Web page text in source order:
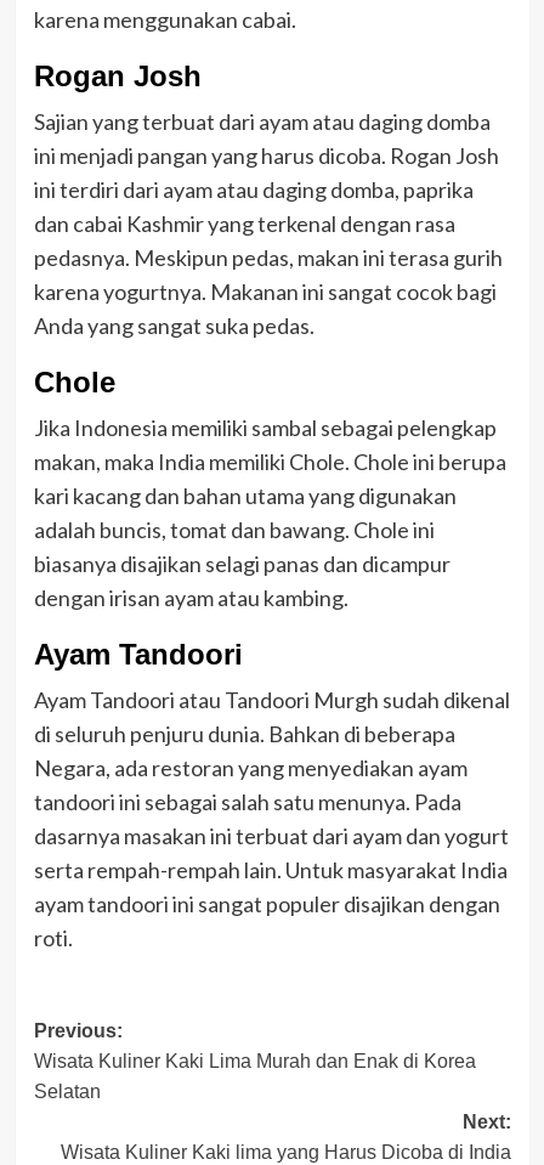
karena menggunakan cabai.
Rogan Josh
Sajian yang terbuat dari ayam atau daging domba
ini menjadi pangan yang harus dicoba. Rogan Josh
ini terdiri dari ayam atau daging domba, paprika
dan cabai Kashmir yang terkenal dengan rasa
pedasnya. Meskipun pedas, makan ini terasa gurih
karena yogurtnya. Makanan ini sangat cocok bagi
Anda yang sangat suka pedas.
Chole
Jika Indonesia memiliki sambal sebagai pelengkap
makan, maka India memiliki Chole. Chole ini berupa
kari kacang dan bahan utama yang digunakan
adalah buncis, tomat dan bawang. Chole ini
biasanya disajikan selagi panas dan dicampur
dengan irisan ayam atau kambing.
Ayam Tandoori
Ayam Tandoori atau Tandoori Murgh sudah dikenal
di seluruh penjuru dunia. Bahkan di beberapa
Negara, ada restoran yang menyediakan ayam
tandoori ini sebagai salah satu menunya. Pada
dasarnya masakan ini terbuat dari ayam dan yogurt
serta rempah-rempah lain. Untuk masyarakat India
ayam tandoori ini sangat populer disajikan dengan
roti.
Post
navigation
Previous:
Wisata Kuliner Kaki Lima Murah dan Enak di Korea
Selatan
Next:
Wisata Kuliner Kaki lima yang Harus Dicoba di India